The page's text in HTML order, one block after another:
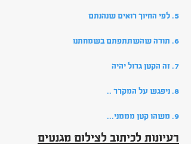
5. לפי החיוך רואים שנהנתם
6. תודה שהשתתפתם בשמחתנו
7. זה הקטן גדול יהיה
8. ניפגש על המקרר ..
9. משהו קטן מממני...
רעיונות לכיתוב לצילום מגנטים